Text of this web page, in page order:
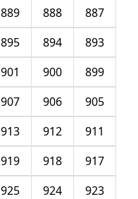
887
888
889
893
894
895
899
900
901
905
906
907
911
912
913
917
918
919
923
924
925